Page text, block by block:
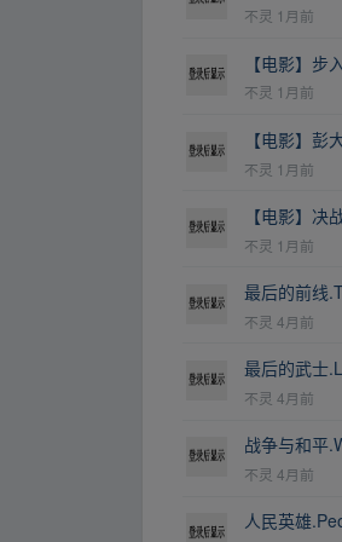
不灵 1月前
【电影】步
不灵 1月前
【电影】彭
不灵 1月前
【电影】决
不灵 1月前
最后的前线
不灵 4月前
最后的武士
不灵 4月前
战争与和平
不灵 4月前
人民英雄